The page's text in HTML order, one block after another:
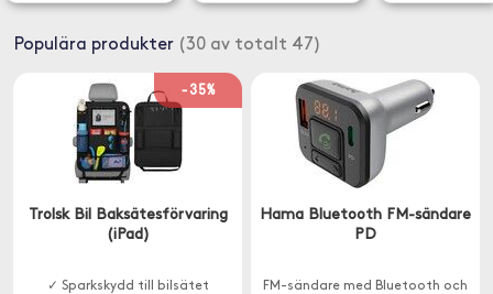
Populära produkter (30 av totalt 47)
-35%
Trolsk Bil Baksätesförvaring
(iPad)
✓ Sparkskydd till bilsätet
Hama Bluetooth FM-sändare
PD
FM-sändare med Bluetooth och